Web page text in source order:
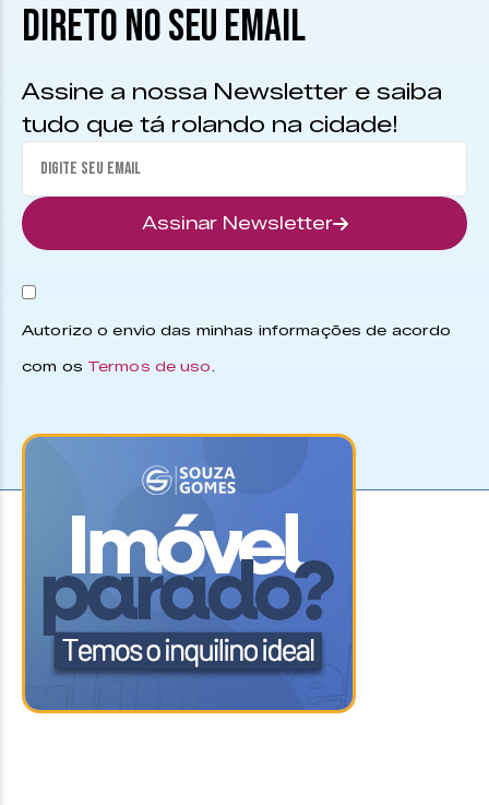
DIRETO NO SEU EMAIL
Assine a nossa Newsletter e saiba
tudo que tá rolando na cidade!
Assinar Newsletter
Autorizo o envio das minhas informações de acordo
com os Termos de uso.